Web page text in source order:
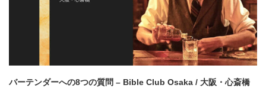
バーテンダーへの8つの質問 – Bible Club Osaka / 大阪・心斎橋